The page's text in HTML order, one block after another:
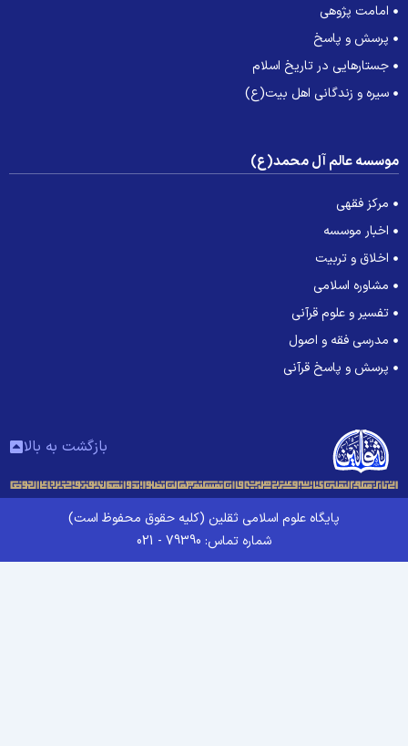
امامت پژوهی
پرسش و پاسخ
جستارهایی در تاریخ اسلام
سیره و زندگانی اهل بیت(ع)
عالم آل محمد(ع)
مرکز فقهی
اخبار موسسه
اخلاق و تربیت
مشاوره اسلامی
تفسیر و علوم قرآنی
مدرسی فقه و اصول
پرسش و پاسخ قرآنی
بازگشت به بالا
پایگاه علوم اسلامی ثقلین (کلیه حقوق محفوظ است)
شماره تماس: 79390 - 021